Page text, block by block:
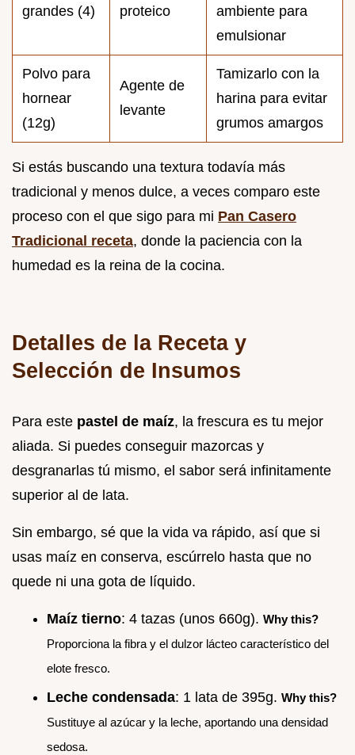
grandes (4)
proteico
ambiente para
emulsionar
Polvo para
hornear
(12g)
Agente de
levante
Tamizarlo con la
harina para evitar
grumos amargos
Si estás buscando una textura todavía más
tradicional y menos dulce, a veces comparo este
proceso con el que sigo para mi Pan Casero
Tradicional receta, donde la paciencia con la
humedad es la reina de la cocina.
Detalles de la Receta y
Selección de Insumos
Para este pastel de maíz, la frescura es tu mejor
aliada. Si puedes conseguir mazorcas y
desgranarlas tú mismo, el sabor será infinitamente
superior al de lata.
Sin embargo, sé que la vida va rápido, así que si
usas maíz en conserva, escúrrelo hasta que no
quede ni una gota de líquido.
Maíz tierno: 4 tazas (unos 660g). Why this?
Proporciona la fibra y el dulzor lácteo característico del
elote fresco.
Leche condensada: 1 lata de 395g. Why this?
Sustituye al azúcar y la leche, aportando una densidad
sedosa.